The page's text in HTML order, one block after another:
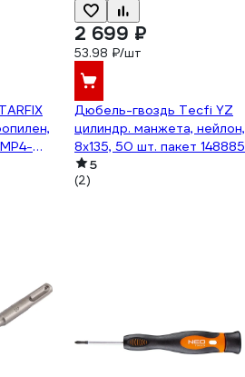
2 699 ₽
53.98 ₽/шт
Дюбель-гвоздь Tecfi YZ
цилиндр. манжета, нейлон,
8x135, 50 шт. пакет 148885
5
(2)